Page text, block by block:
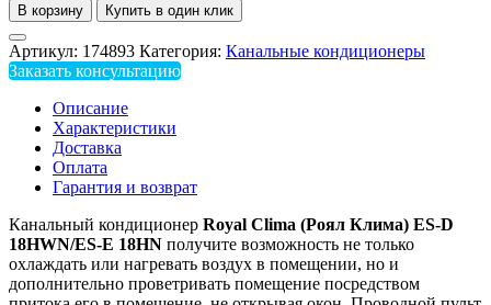
В корзину Купить в один клик
Артикул: 174893 Категория: Канальные кондиционеры
Заказать консультацию
Описание
Характеристики
Доставка
Оплата
Гарантия и возврат
Канальный кондиционер Royal Clima (Роял Клима) ES-D
18HWN/ES-E 18HN получите возможность не только
охлаждать или нагревать воздух в помещении, но и
дополнительно проветривать помещение посредством